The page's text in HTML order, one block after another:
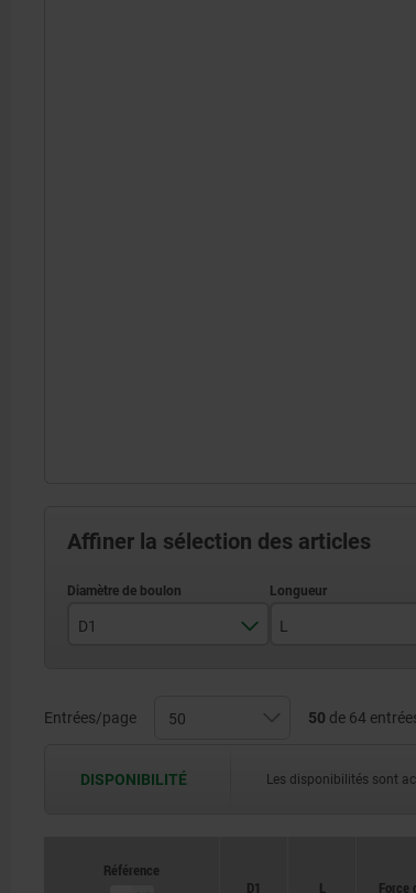
Affiner la sélection des articles
D1
10
L
25
Entrées/page 50 de 64
DISPONIBILITÉ Les disponibilités sont
Référence
D1
L Force
Référence
D1
L Force